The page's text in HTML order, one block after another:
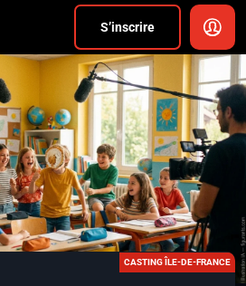
S’inscrire
ANNONCER
FAQ
S’inscrire
CONNEXION
CASTING ÎLE-DE-FRANCE